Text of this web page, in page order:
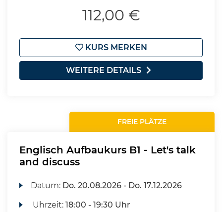
112,00 €
KURS MERKEN
WEITERE DETAILS
FREIE PLÄTZE
Englisch Aufbaukurs B1 - Let's talk
and discuss
Datum: Do. 20.08.2026 - Do. 17.12.2026
Uhrzeit:18:00 - 19:30 Uhr